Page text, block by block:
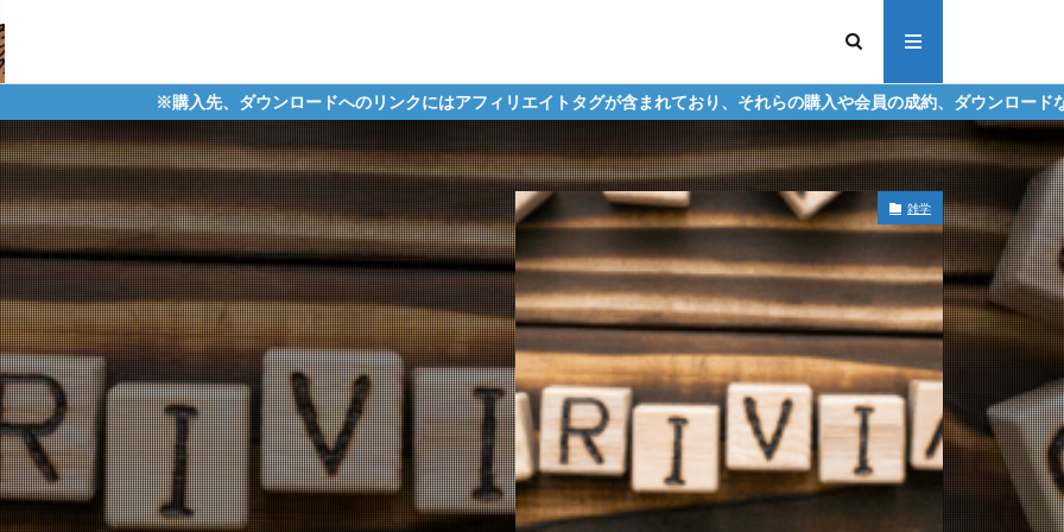
先、ダウンロードへのリンクにはアフィリエイトタグが含まれており、それらの購入や会員の成約、ダウンロードなどからの収益化を行う
雑学